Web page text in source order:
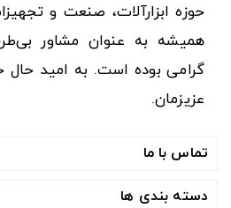
حوزه ابزارآلات، صنعت و
همیشه به عنوان مشاور
گرامی بوده است. به امید حال
عزیزمان.
تماس با ما
دسته بندی ها